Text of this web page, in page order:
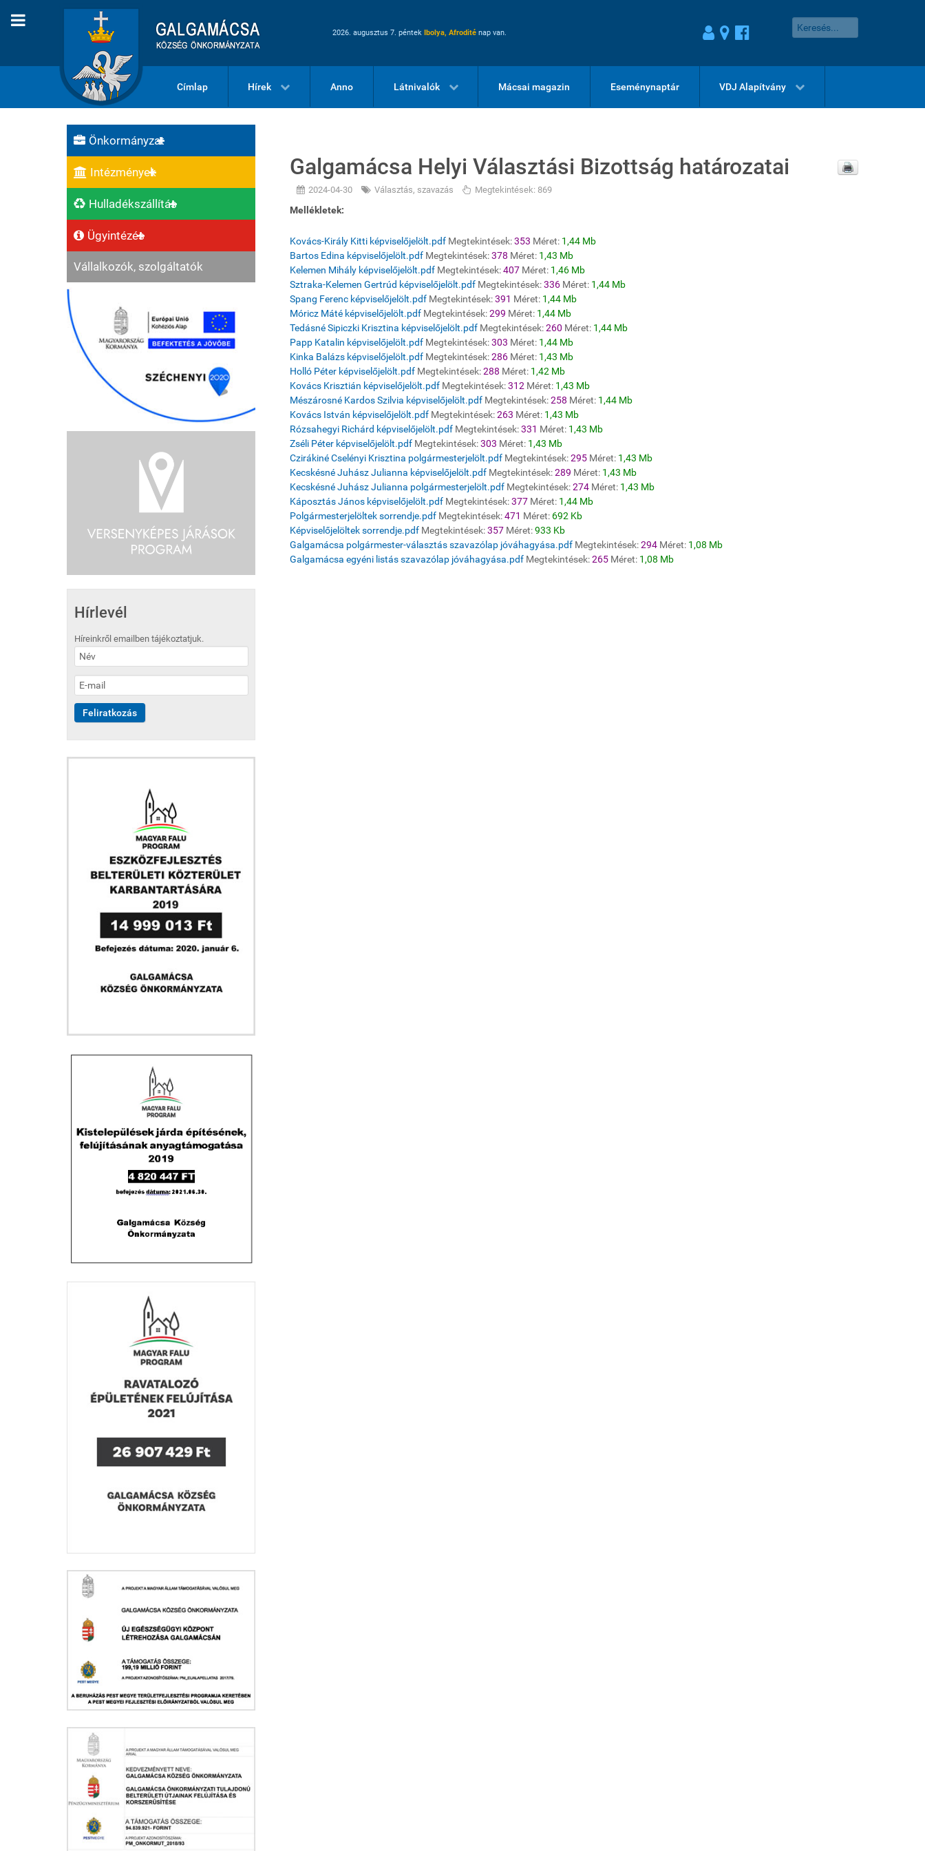
2026. augusztus 7. péntek Ibolya, Afrodité nap van.
Címlap Hírek Anno Látnivalók Mácsai magazin Eseménynaptár VDJ Alapítvány
Önkormányzat
Intézmények
Hulladékszállítás
Ügyintézés
Vállalkozók, szolgáltatók
Hírlevél
Híreinkről emailben tájékoztatjuk.
Galgamácsa Helyi Választási Bizottság határozatai
2024-04-30 Választás, szavazás Megtekintések: 869
Mellékletek:
Kovács-Király Kitti képviselőjelölt.pdf Megtekintések:353 Méret: 1,44 Mb
Bartos Edina képviselőjelölt.pdf Megtekintések:378 Méret: 1,43 Mb
Kelemen Mihály képviselőjelölt.pdf Megtekintések:407 Méret: 1,46 Mb
Sztraka-Kelemen Gertrúd képviselőjelölt.pdf Megtekintések:336 Méret: 1,44 Mb
Spang Ferenc képviselőjelölt.pdf Megtekintések:391 Méret: 1,44 Mb
Móricz Máté képviselőjelölt.pdf Megtekintések:299 Méret: 1,44 Mb
Tedásné Sipiczki Krisztina képviselőjelölt.pdf Megtekintések:260 Méret: 1,44 Mb
Papp Katalin képviselőjelölt.pdf Megtekintések:303 Méret: 1,44 Mb
Kinka Balázs képviselőjelölt.pdf Megtekintések:286 Méret: 1,43 Mb
Holló Péter képviselőjelölt.pdf Megtekintések:288 Méret: 1,42 Mb
Kovács Krisztián képviselőjelölt.pdf Megtekintések:312 Méret: 1,43 Mb
Mészárosné Kardos Szilvia képviselőjelölt.pdf Megtekintések:258 Méret: 1,44 Mb
Kovács István képviselőjelölt.pdf Megtekintések:263 Méret: 1,43 Mb
Rózsahegyi Richárd képviselőjelölt.pdf Megtekintések:331 Méret: 1,43 Mb
Zséli Péter képviselőjelölt.pdf Megtekintések:303 Méret: 1,43 Mb
Czirákiné Cselényi Krisztina polgármesterjelölt.pdf Megtekintések:295 Méret: 1,43 Mb
Kecskésné Juhász Julianna képviselőjelölt.pdf Megtekintések:289 Méret: 1,43 Mb
Kecskésné Juhász Julianna polgármesterjelölt.pdf Megtekintések:274 Méret: 1,43 Mb
Káposztás János képviselőjelölt.pdf Megtekintések:377 Méret: 1,44 Mb
Polgármesterjelöltek sorrendje.pdf Megtekintések:471 Méret: 692 Kb
Képviselőjelöltek sorrendje.pdf Megtekintések:357 Méret:933 Kb
Galgamácsa polgármester-választás szavazólap jóváhagyása.pdf Megtekintések:294 Méret: 1,08 Mb
Galgamácsa egyéni listás szavazólap jóváhagyása.pdf Megtekintések:265 Méret: 1,08 Mb